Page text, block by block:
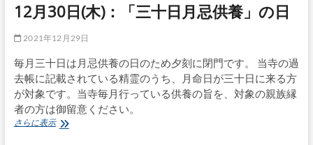
12月30日(木)：「三十日月忌供養」の日
2021年12月29日
毎月三十日は月忌供養の日のため夕刻に閉門です。 当寺の過
去帳に記載されている精霊のうち、月命日が三十日に来る方
が対象です。当寺毎月行っている供養の旨を、対象の親族縁
者の方は御留意ください。
さらに表示12